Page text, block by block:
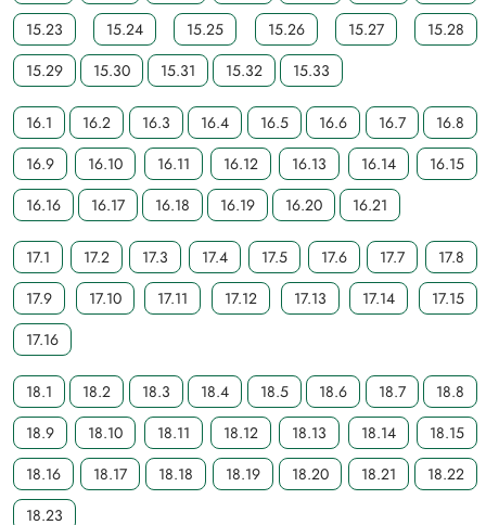
15.23
15.24 15.25 15.26 15.27
15.28
15.29
15.30 15.31 15.32 15.33
16.1 16.2 16.3 16.4 16.5 16.6 16.7
16.8
16.9
16.10 16.11 16.12 16.13 16.14
16.15
16.16
16.17 16.18 16.19 16.20 16.21
17.1 17.2 17.3 17.4 17.5 17.6 17.7
17.8
17.9
17.10 17.11 17.12 17.13 17.14
17.15
17.16
18.1 18.2 18.3 18.4 18.5 18.6 18.7
18.8
18.9
18.10 18.11 18.12 18.13 18.14
18.15
18.16
18.17 18.18 18.19 18.20 18.21
18.22
18.23